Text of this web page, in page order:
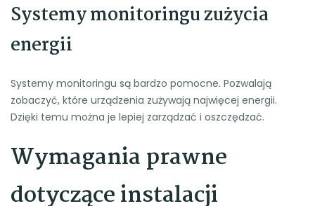
Systemy monitoringu zużycia
energii
Systemy monitoringu są bardzo pomocne. Pozwalają
zobaczyć, które urządzenia zużywają najwięcej energii.
Dzięki temu można je lepiej zarządzać i oszczędzać.
Wymagania prawne
dotyczące instalacji